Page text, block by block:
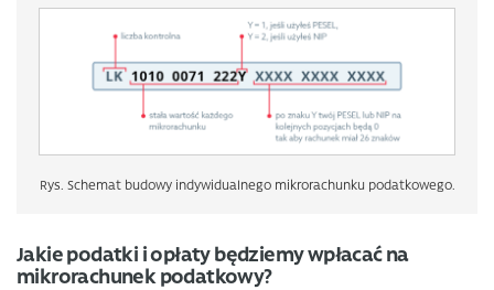
Rys. Schemat budowy indywidualnego mikrorachunku podatkowego.
Jakie podatki i opłaty będziemy wpłacać na
mikrorachunek podatkowy?